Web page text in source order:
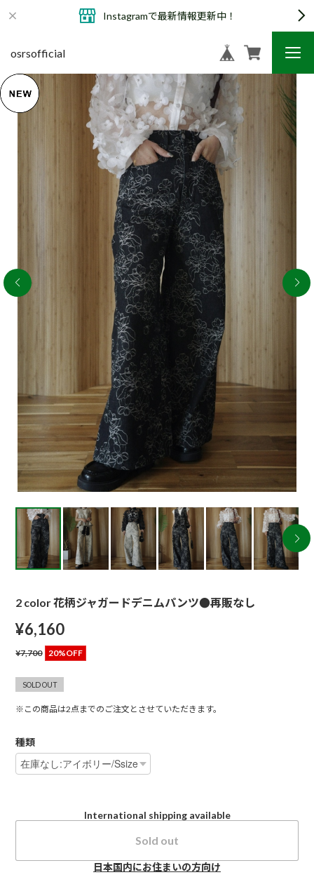
Instagramで最新情報更新中！
osrsofficial
2 color 花柄ジャガードデニムパンツ●再販なし
¥6,160
¥7,700 20%OFF
SOLD OUT
※この商品は2点までのご注文とさせていただきます。
種類
International shipping available
Sold out
日本国内にお住まいの方向け